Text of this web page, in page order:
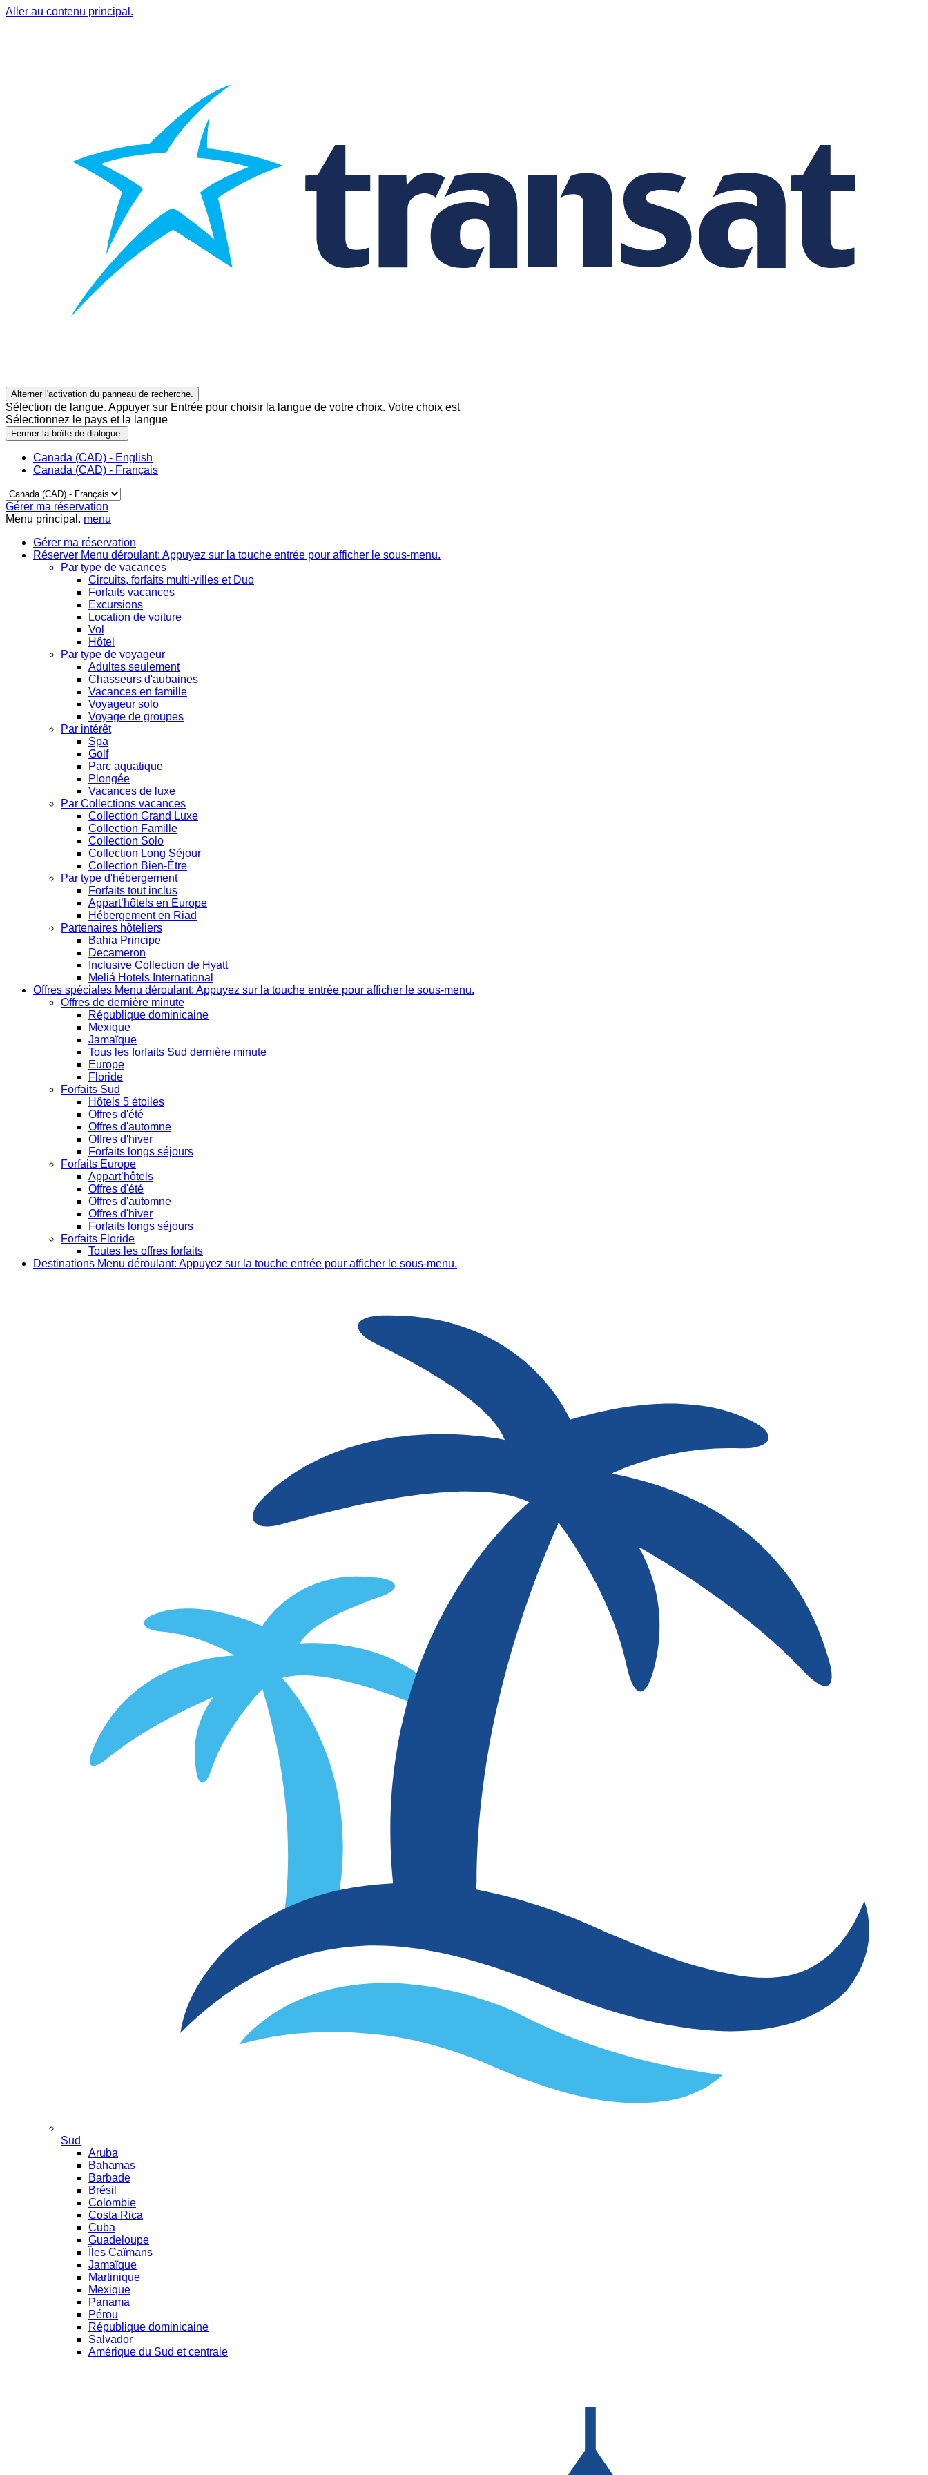
Aller au contenu principal.
Alterner l'activation du panneau de recherche.
Sélection de langue. Appuyer sur Entrée pour choisir la langue de votre choix. Votre choix est
Sélectionnez le pays et la langue
Fermer la boîte de dialogue.
Canada (CAD) - English
Canada (CAD) - Français
Gérer ma réservation
Menu principal. menu
Gérer ma réservation
Réserver Menu déroulant: Appuyez sur la touche entrée pour afficher le sous-menu.
Par type de vacances
Circuits, forfaits multi-villes et Duo
Forfaits vacances
Excursions
Location de voiture
Vol
Hôtel
Par type de voyageur
Adultes seulement
Chasseurs d'aubaines
Vacances en famille
Voyageur solo
Voyage de groupes
Par intérêt
Spa
Golf
Parc aquatique
Plongée
Vacances de luxe
Par Collections vacances
Collection Grand Luxe
Collection Famille
Collection Solo
Collection Long Séjour
Collection Bien-Être
Par type d'hébergement
Forfaits tout inclus
Appart’hôtels en Europe
Hébergement en Riad
Partenaires hôteliers
Bahia Principe
Decameron
Inclusive Collection de Hyatt
Meliá Hotels International
Offres spéciales Menu déroulant: Appuyez sur la touche entrée pour afficher le sous-menu.
Offres de dernière minute
République dominicaine
Mexique
Jamaïque
Tous les forfaits Sud dernière minute
Europe
Floride
Forfaits Sud
Hôtels 5 étoiles
Offres d'été
Offres d'automne
Offres d'hiver
Forfaits longs séjours
Forfaits Europe
Appart’hôtels
Offres d'été
Offres d'automne
Offres d'hiver
Forfaits longs séjours
Forfaits Floride
Toutes les offres forfaits
Destinations Menu déroulant: Appuyez sur la touche entrée pour afficher le sous-menu.
Sud
Aruba
Bahamas
Barbade
Brésil
Colombie
Costa Rica
Cuba
Guadeloupe
Îles Caïmans
Jamaïque
Martinique
Mexique
Panama
Pérou
République dominicaine
Salvador
Amérique du Sud et centrale